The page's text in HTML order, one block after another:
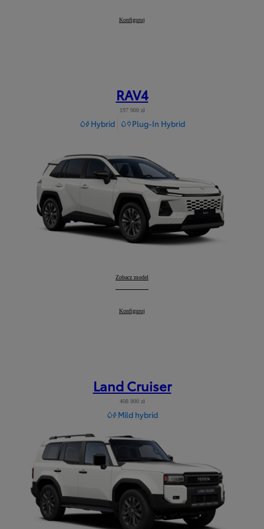
Mirai:
Konfiguruj
RAV4
197 900 zł
Hybrid Plug-In Hybrid
RAV4:
Zobacz model
RAV4:
Konfiguruj
Land Cruiser
408 900 zł
Mild hybrid